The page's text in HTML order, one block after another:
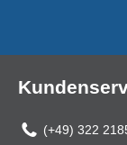
(+49) 322